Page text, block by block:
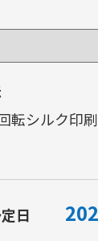
転シルク印
。ぐるりとほ
日